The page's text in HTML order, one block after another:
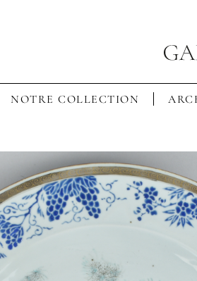
NOTRE COLLECTION